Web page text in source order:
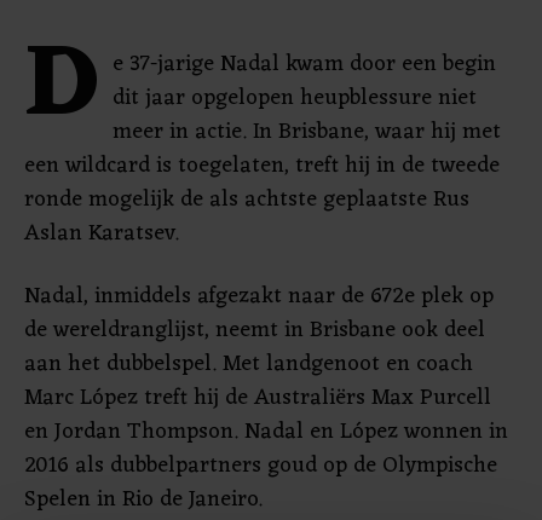
D e 37-jarige Nadal kwam door een begin
dit jaar opgelopen heupblessure niet
meer in actie. In Brisbane, waar hij met
een wildcard is toegelaten, treft hij in de tweede
ronde mogelijk de als achtste geplaatste Rus
Aslan Karatsev.
Nadal, inmiddels afgezakt naar de 672e plek op
de wereldranglijst, neemt in Brisbane ook deel
aan het dubbelspel. Met landgenoot en coach
Marc López treft hij de Australiërs Max Purcell
en Jordan Thompson. Nadal en López wonnen in
2016 als dubbelpartners goud op de Olympische
Spelen in Rio de Janeiro.